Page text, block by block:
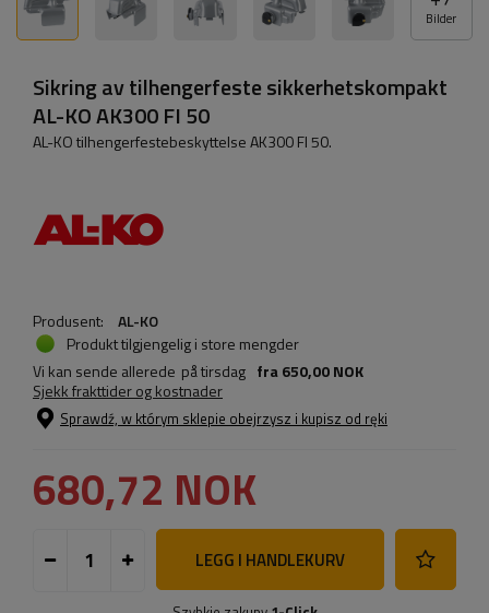
Bilder
Sikring av tilhengerfeste sikkerhetskompakt
AL-KO AK300 FI 50
AL-KO tilhengerfestebeskyttelse AK300 FI 50.
Produsent:
AL-KO
Produkt tilgjengelig i store mengder
Vi kan sende allerede på tirsdag fra650,00 NOK
Sjekk frakttider og kostnader
Sprawdź, w którym sklepie obejrzysz i kupisz od ręki
680,72 NOK
LEGG I HANDLEKURV